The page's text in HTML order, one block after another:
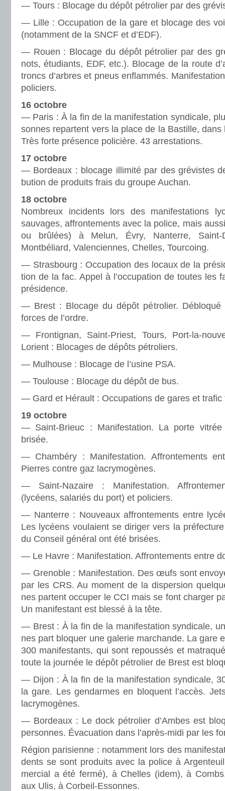
— Tours : Blocage du dépôt pétro­lier par des
— Lille : Occupation de la gare et blo­cage des
(notam­ment de la SNCF et d’EDF).
— Rouen : Blocage du dépôt pétro­lier par des
nots, étudiants, EDF, etc.). Blocage de la route
troncs d’arbres et pneus enflam­més.
poli­ciers.
16 octo­bre
— Paris : À la fin de la mani­fes­ta­tion syn­di­cale,
son­nes repar­tent vers la place de la Bastille, dans
Très forte pré­sence poli­cière. 43 arres­ta­tions.
17 octobre
— Bordeaux : blo­cage illi­mité par des gré­vis­tes
bu­tion de pro­duits frais du groupe Auchan.
18 octobre
Nombreux inci­dents lors des mani­fes­ta­tions
sau­va­ges, affron­te­ments avec la police, mais
ou brû­lées) à Melun, Évry, Nanterre, Saint-
Montbéliard, Valenciennes, Chelles, Tourcoing.
— Strasbourg : Occupation des locaux de la
tion de la fac. Appel à l’occu­pa­tion de toutes les
pré­si­dence.
— Brest : Blocage du dépôt pétro­lier.
forces de l’ordre.
— Frontignan, Saint-Priest, Tours, Port-la-
Lorient : Blocages de dépôts pétro­liers.
— Mulhouse : Blocage de l’usine PSA.
— Toulouse : Blocage du dépôt de bus.
— Gard et Hérault : Occupations de gares et trafic
19 octobre
— Saint-Brieuc : Manifestation. La porte
brisée.
— Chambéry : Manifestation. Affrontements
Pierres contre gaz lacry­mo­gè­nes.
— Saint-Nazaire : Manifestation.
(lycéens, sala­riés du port) et poli­ciers.
— Nanterre : Nouveaux affron­te­ments entre
Les lycéens vou­laient se diri­ger vers la
du Conseil géné­ral ont été bri­sées.
— Le Havre : Manifestation. Affrontements entre
— Grenoble : Manifestation. Des œufs sont
par les CRS. Au moment de la dis­per­sion
nes par­tent occu­per le CCI mais se font char­ger
Un mani­fes­tant est blessé à la tête.
— Brest : À la fin de la mani­fes­ta­tion syn­di­cale,
nes part blo­quer une gale­rie mar­chande. La gare
300 mani­fes­tants, qui sont repous­sés et
toute la jour­née le dépôt pétro­lier de Brest est
— Dijon : À la fin de la mani­fes­ta­tion syn­di­cale,
la gare. Les gen­dar­mes en blo­quent l’accès.
lacry­mo­gè­nes.
— Bordeaux : Le dock pétro­lier d’Ambes est
per­son­nes. Évacuation dans l’après-midi par les
Région pari­sienne : notam­ment lors des
dents se sont pro­duits avec la police à
mer­cial a été fermé), à Chelles (idem), à
aux Ulis, à Corbeil-Essonnes.